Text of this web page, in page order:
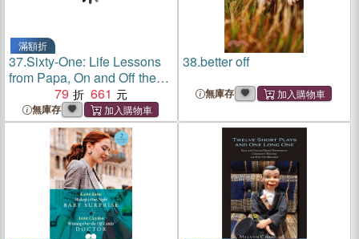
滿額折
37.Sixty-One: Life Lessons
from Papa, On and Off the
79 661
無庫存
38.better off
無庫存